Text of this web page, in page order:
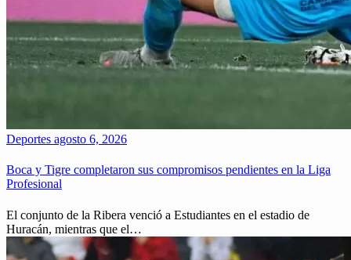
Deportes agosto 6, 2026
Boca y Tigre completaron sus compromisos pendientes en la Liga
Profesional
El conjunto de la Ribera venció a Estudiantes en el estadio de
Huracán, mientras que el…